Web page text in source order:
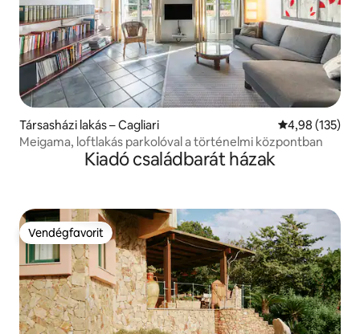
Társasházi lakás – Cagliari Átlagos
4,98 (135)
Meigama, loftlakás parkolóval a történelmi központban
Kiadó családbarát házak
Vendégfavorit
Vendégfavorit